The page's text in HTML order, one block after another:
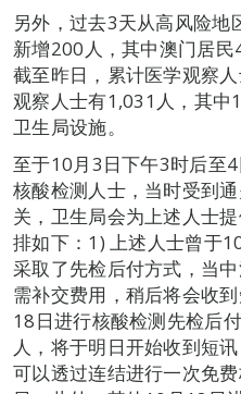
另外，过去3天从高风险地
新增200人，其中澳门居民
截至昨日，累计医学观察
观察人士有1,031人，其中
卫生局设施。
至于10月3日下午3时后至
核酸检测人士，当时受到
关，卫生局会为上述人士
排如下：1) 上述人士曾于
采取了先检后付方式，当
需补交费用，稍后将会收
18日进行核酸检测先检后
人，将于明日开始收到短
可以透过连结进行一次免